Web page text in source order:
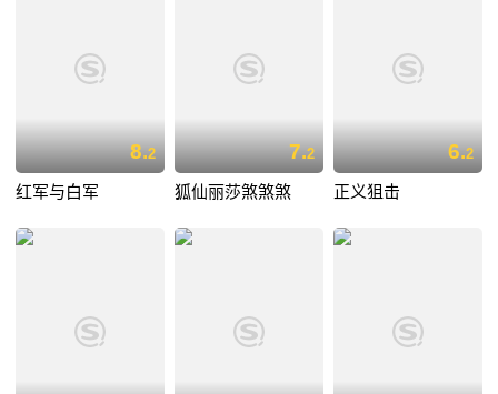
8.2
红军与白军
7.2
狐仙丽莎煞煞煞
6.2
正义狙击